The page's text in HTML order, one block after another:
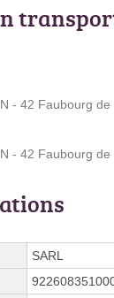
- 42 Faubourg de
- 42 Faubourg de
SARL